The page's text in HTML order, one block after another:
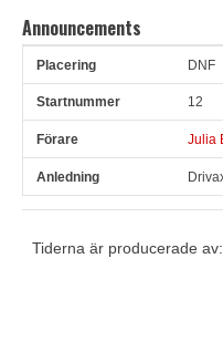
Announcements
Pl Snr DNF
12
Julia
Tiderna är producerade av: